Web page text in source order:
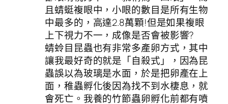
且蜻蜓複眼中，小眼的數目是所有生物
中最多的，高達2.8萬顆!但是如果複眼
上下視力不一，成像是否會被影響?
蜻蛉目昆蟲也有非常多產卵方式，其中
讓我最好奇的就是「自殺式」，因為昆
蟲誤以為玻璃是水面，於是把卵產在上
面，稚蟲孵化後因為找不到水棲息，就
會死亡。我養的竹節蟲卵孵化前都有噴